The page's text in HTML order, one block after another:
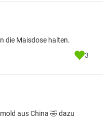
die Maisdose halten.
3
aus China 🤣 dazu